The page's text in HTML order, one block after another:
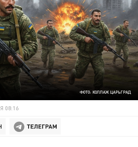
ФОТО: КОЛЛАЖ ЦАРЬГРАД
08:16